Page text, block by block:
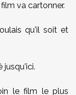
va cartonner.
qu'il soit et
jusqu'ici.
le film le plus